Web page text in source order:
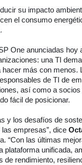
su impacto
el consumo
One anunciadas hoy
una TI
más con menos.
de TI de
así como a socios
fácil de posicionar.
y los desafíos de
empresas”, dice
“Con las últimas
plataforma unificada,
de rendimiento,